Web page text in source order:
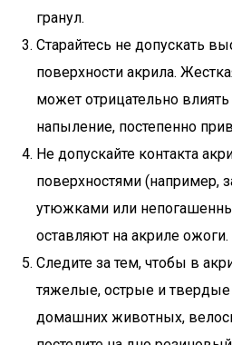
гранул.
Старайтесь не допускать
поверхности акрила.
может отрицательно
напыление, постепенно
Не допускайте контакта
поверхностями
утюжками или
оставляют на акриле ожоги.
Следите за тем, чтобы в
тяжелые, острые и
домашних животных,